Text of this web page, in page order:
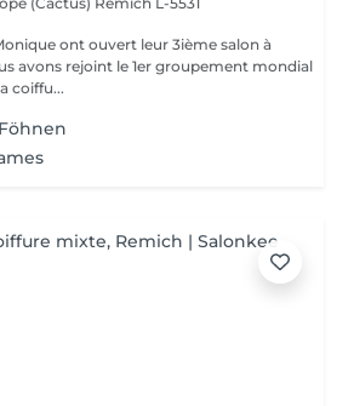
ont ouvert leur 3ième salon à
coiffu...